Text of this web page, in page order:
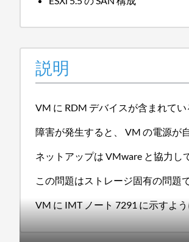
説明
VM に RDM デバイスが含まれて
障害が発生すると、 VM の電源が
ネットアップは VMware と協力し
この問題はストレージ固有の問題
VM に IMT ノート 7291 に示すよ